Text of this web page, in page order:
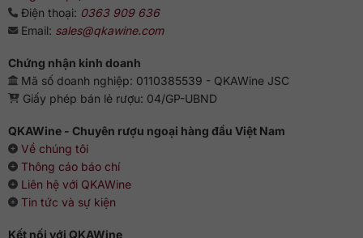
một trải nghiệm độc đáo đồng thời đầy tinh tế. Cảm giác của
hạt tiêu đen và cà phê ngọt ngào bám lại, làm cho hậu vị trở
Cách bảo quản rượu Bowmore 25
phẩm cần được đặt trong các chai chất lượng cao và bảo
quản ở nhiệt độ ổn định. Đối với những người yêu thưởng
thức rượu, việc sở hữu một chai Bowmore 25 không chỉ là sở
hữu một sản phẩm tinh tế mà còn là việc sở hữu một phần
của nghệ thuật chế biến rượu hảo hạng.
Điện thoại: 0363 909 636
Email: sales@qkawine.com
Chứng nhận kinh doanh
Mã số doanh nghiệp: 0110385539 - QKAWine JSC
Giấy phép bán lẻ rượu: 04/GP-UBND
QKAWine - Chuyên rượu ngoại hàng đầu Việt Nam
Về chúng tôi
Thông cáo báo chí
Liên hệ với QKAWine
Tin tức và sự kiện
Kết nối với QKAWine